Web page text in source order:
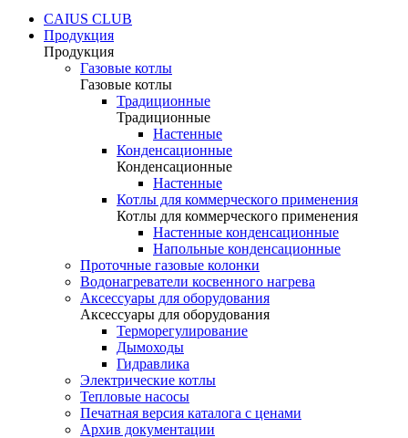
CAIUS CLUB
Продукция
Продукция
Газовые котлы
Газовые котлы
Традиционные
Традиционные
Настенные
Конденсационные
Конденсационные
Настенные
Котлы для коммерческого применения
Котлы для коммерческого применения
Настенные конденсационные
Напольные конденсационные
Проточные газовые колонки
Водонагреватели косвенного нагрева
Аксессуары для оборудования
Аксессуары для оборудования
Терморегулирование
Дымоходы
Гидравлика
Электрические котлы
Тепловые насосы
Печатная версия каталога с ценами
Архив документации